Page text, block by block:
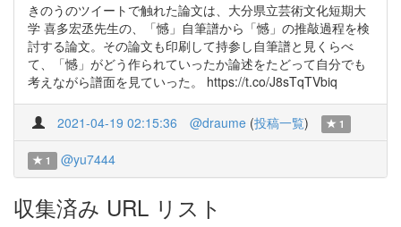
きのうのツイートで触れた論文は、大分県立芸術文化短期大
学 喜多宏丞先生の、「憾」自筆譜から「憾」の推敲過程を検
討する論文。その論文も印刷して持参し自筆譜と見くらべ
て、「憾」がどう作られていったか論述をたどって自分でも
考えながら譜面を見ていった。 https://t.co/J8sTqTVbiq
2021-04-19 02:15:36 @draume (投稿一覧) 1
1 @yu7444
収集済み URL リスト